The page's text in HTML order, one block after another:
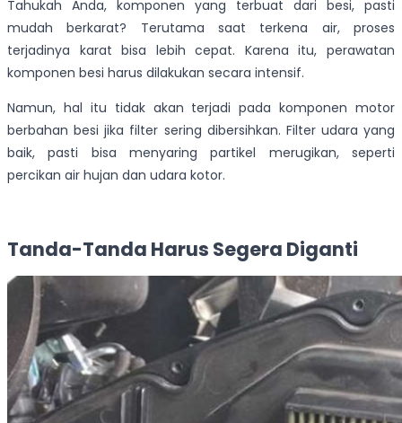
Tahukah Anda, komponen yang terbuat dari besi, pasti
mudah berkarat? Terutama saat terkena air, proses
terjadinya karat bisa lebih cepat. Karena itu, perawatan
komponen besi harus dilakukan secara intensif.
Namun, hal itu tidak akan terjadi pada komponen motor
berbahan besi jika filter sering dibersihkan. Filter udara yang
baik, pasti bisa menyaring partikel merugikan, seperti
percikan air hujan dan udara kotor.
Tanda-Tanda Harus Segera Diganti